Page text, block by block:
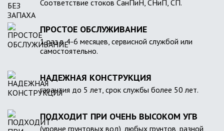
Соответствие стоков СанПиН, СНиП, СП.
ПРОСТОЕ ОБСЛУЖИВАНИЕ
1 раз в 4-6 месяцев, сервисной службой или
самостоятельно.
НАДЕЖНАЯ КОНСТРУКЦИЯ
гарантия до 5 лет, срок службы более 50 лет.
ПОДХОДИТ ПРИ ОЧЕНЬ ВЫСОКОМ УГВ
(уровне грунтовых вод), любых грунтов, разной